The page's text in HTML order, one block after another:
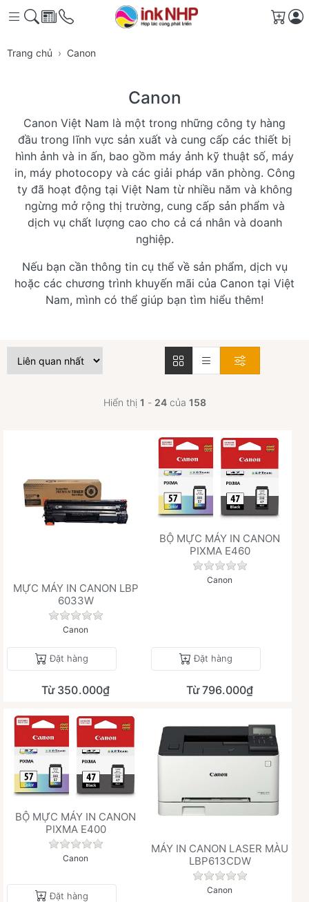
Giỏ
Trang chủ Canon
Canon
Canon Việt Nam là một trong những công ty hàng
đầu trong lĩnh vực sản xuất và cung cấp các thiết bị
hình ảnh và in ấn, bao gồm máy ảnh kỹ thuật số, máy
in, máy photocopy và các giải pháp văn phòng. Công
ty đã hoạt động tại Việt Nam từ nhiều năm và không
ngừng mở rộng thị trường, cung cấp sản phẩm và
dịch vụ chất lượng cao cho cả cá nhân và doanh
nghiệp.
Nếu bạn cần thông tin cụ thể về sản phẩm, dịch vụ
hoặc các chương trình khuyến mãi của Canon tại Việt
Nam, mình có thể giúp bạn tìm hiểu thêm!
Hiển thị 1 - 24của 158
MỰC MÁY IN CANON LBP
6033W
Chưa có đánh giá nào cho sản phẩm này.
Canon
Đặt hàng
Từ 350.000₫
BỘ MỰC MÁY IN CANON
PIXMA E460
Chưa có đánh giá
Canon
Đặt hàng
Từ 796.000₫
BỘ MỰC MÁY IN CANON
PIXMA E400
Chưa có đánh giá nào cho sản phẩm này.
Canon
Đặt hàng
MÁY IN CANON LASER MÀU
LBP613CDW
Chưa có đánh giá
Canon